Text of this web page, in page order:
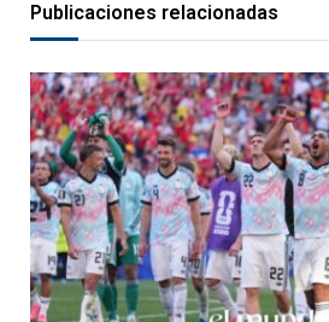
Publicaciones relacionadas